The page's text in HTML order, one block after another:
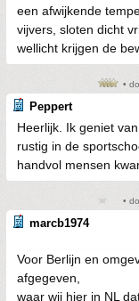
een afwijkende
vijvers, sloten dicht
wellicht krijgen de
•
Peppert
Heerlijk. Ik geniet
rustig in de
handvol mensen
•
marcb1974
Voor Berlijn en
afgegeven,
waar wij hier in NL